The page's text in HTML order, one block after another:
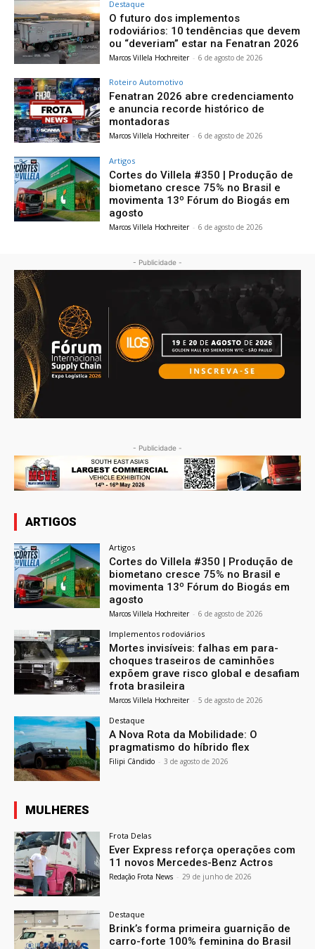
Destaque
O futuro dos implementos
rodoviários: 10 tendências que devem
ou “deveriam” estar na Fenatran 2026
Marcos Villela Hochreiter - 6 de agosto de 2026
Roteiro Automotivo
Fenatran 2026 abre credenciamento
e anuncia recorde histórico de
montadoras
Marcos Villela Hochreiter - 6 de agosto de 2026
Artigos
Cortes do Villela #350 | Produção de
biometano cresce 75% no Brasil e
movimenta 13º Fórum do Biogás em
agosto
Marcos Villela Hochreiter - 6 de agosto de 2026
- Publicidade -
- Publicidade -
ARTIGOS
Artigos
Cortes do Villela #350 | Produção de
biometano cresce 75% no Brasil e
movimenta 13º Fórum do Biogás em
agosto
Marcos Villela Hochreiter - 6 de agosto de 2026
Implementos rodoviários
Mortes invisíveis: falhas em para-
choques traseiros de caminhões
expõem grave risco global e desafiam
frota brasileira
Marcos Villela Hochreiter - 5 de agosto de 2026
Destaque
A Nova Rota da Mobilidade: O
pragmatismo do híbrido flex
Filipi Cândido - 3 de agosto de 2026
MULHERES
Frota Delas
Ever Express reforça operações com
11 novos Mercedes-Benz Actros
Redação Frota News - 29 de junho de 2026
Destaque
Brink’s forma primeira guarnição de
carro-forte 100% feminina do Brasil